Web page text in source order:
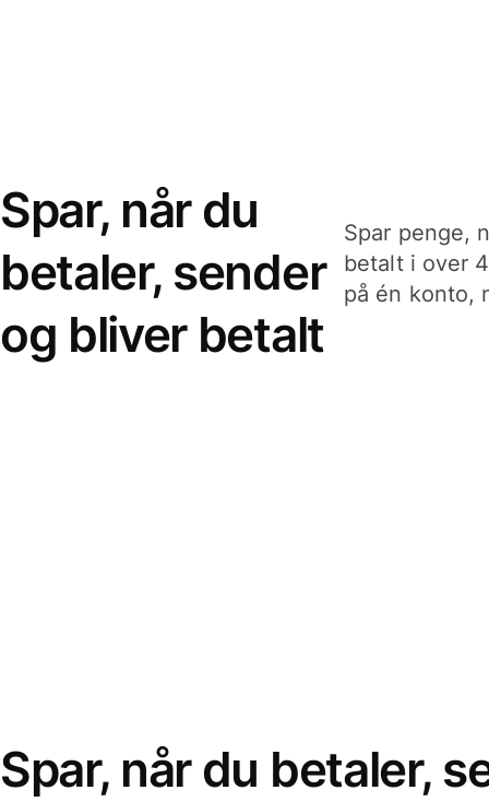
Spar, når du
betaler, sender
og bliver betalt
Spar penge,
betalt i over
på én konto,
Spar, når du betaler,